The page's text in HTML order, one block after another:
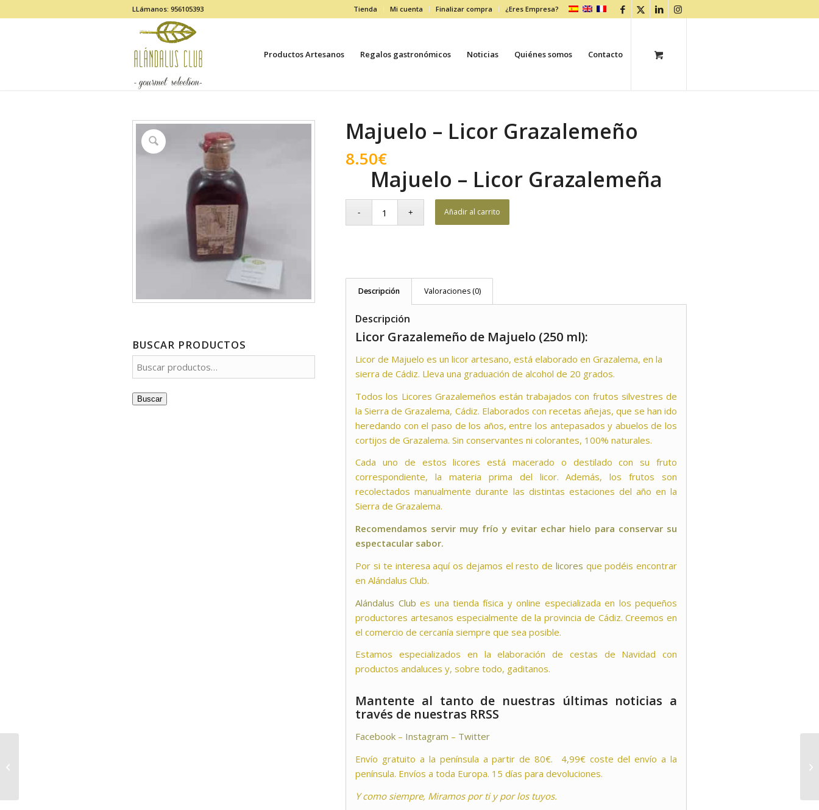
Tienda Mi cuenta Finalizar compra ¿Eres Empresa?
LLámanos: 956105393
Productos Artesanos Regalos gastronómicos Noticias Quiénes somos Contacto
BUSCAR PRODUCTOS
Buscar
Majuelo – Licor Grazalemeño
8.50€
Majuelo – Licor Grazalemeña
Añadir al carrito
Descripción Valoraciones (0)
Descripción
Licor Grazalemeño de Majuelo (250 ml):
Licor de Majuelo es un licor artesano, está elaborado en Grazalema, en la
sierra de Cádiz. Lleva una graduación de alcohol de 20 grados.
Todos los Licores Grazalemeños están trabajados con frutos silvestres de
la Sierra de Grazalema, Cádiz. Elaborados con recetas añejas, que se han ido
heredando con el paso de los años, entre los antepasados y abuelos de los
cortijos de Grazalema. Sin conservantes ni colorantes, 100% naturales.
Cada uno de estos licores está macerado o destilado con su fruto
correspondiente, la materia prima del licor. Además, los frutos son
recolectados manualmente durante las distintas estaciones del año en la
Sierra de Grazalema.
Recomendamos servir muy frío y evitar echar hielo para conservar su
espectacular sabor.
Por si te interesa aquí os dejamos el resto de licores que podéis encontrar
en Alándalus Club.
Alándalus Club es una tienda física y online especializada en los pequeños
productores artesanos especialmente de la provincia de Cádiz. Creemos en
el comercio de cercanía siempre que sea posible.
Estamos especializados en la elaboración de cestas de Navidad con
productos andaluces y, sobre todo, gaditanos.
Mantente al tanto de nuestras últimas noticias a
través de nuestras RRSS
Facebook – Instagram – Twitter
Envío gratuito a la península a partir de 80€. 4,99€ coste del envío a la
península. Envíos a toda Europa. 15 días para devoluciones.
Y como siempre, Miramos por ti y por los tuyos.